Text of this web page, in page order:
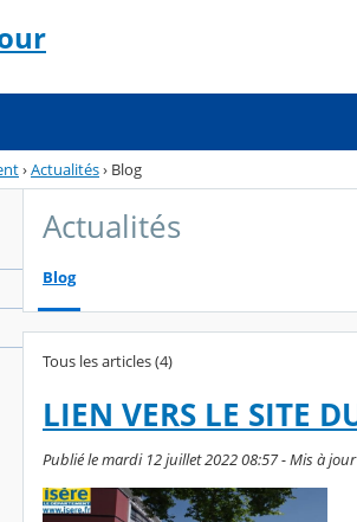
›Actualités› Blog
Actualités
Blog
Tous les articles (4)
LIEN VERS LE SITE
Publié le mardi 12 juillet 2022 08:57 - Mis à